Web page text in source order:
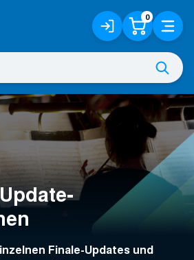
Anmelden
/
Registrieren
0 Menü
Update-
Finale-Updates und